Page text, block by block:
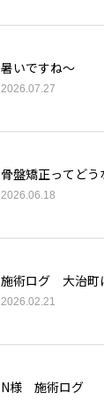
暑いですね〜
2026.07.27
骨盤矯正ってどう
2026.06.18
施術ログ 大治町
2026.02.21
N様 施術ログ